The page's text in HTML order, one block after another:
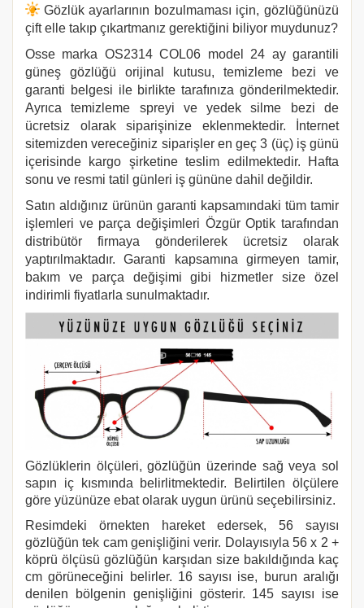
Gözlük ayarlarının bozulmaması için, gözlüğünüzü
çift elle takıp çıkartmanız gerektiğini biliyor muydunuz?
Osse marka OS2314 COL06 model 24 ay garantili
güneş gözlüğü orijinal kutusu, temizleme bezi ve
garanti belgesi ile birlikte tarafınıza gönderilmektedir.
Ayrıca temizleme spreyi ve yedek silme bezi de
ücretsiz olarak siparişinize eklenmektedir. İnternet
sitemizden vereceğiniz siparişler en geç 3 (üç) iş günü
içerisinde kargo şirketine teslim edilmektedir. Hafta
sonu ve resmi tatil günleri iş gününe dahil değildir.
Satın aldığınız ürünün garanti kapsamındaki tüm tamir
işlemleri ve parça değişimleri Özgür Optik tarafından
distribütör firmaya gönderilerek ücretsiz olarak
yaptırılmaktadır. Garanti kapsamına girmeyen tamir,
bakım ve parça değişimi gibi hizmetler size özel
indirimli fiyatlarla sunulmaktadır.
Gözlüklerin ölçüleri, gözlüğün üzerinde sağ veya sol
sapın iç kısmında belirlitmektedir. Belirtilen ölçülere
göre yüzünüze ebat olarak uygun ürünü seçebilirsiniz.
Resimdeki örnekten hareket edersek, 56 sayısı
gözlüğün tek cam genişliğini verir. Dolayısıyla 56 x 2 +
köprü ölçüsü gözlüğün karşıdan size bakıldığında kaç
cm görüneceğini belirler. 16 sayısı ise, burun aralığı
denilen bölgenin genişliğini gösterir. 145 sayısı ise